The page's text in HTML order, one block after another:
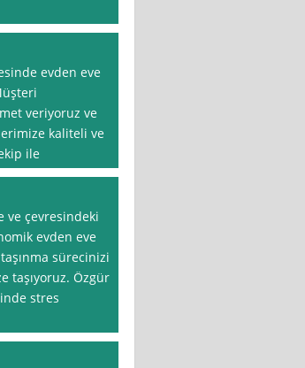
evden eve
veriyoruz ve
kaliteli ve
ile
ve çevresindeki
evden eve
sürecinizi
taşıyoruz. Özgür
stres